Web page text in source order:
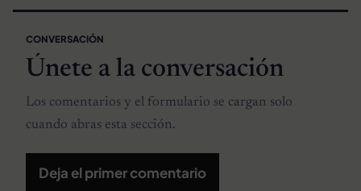
CONVERSACIÓN
Únete a la conversación
Los comentarios y el formulario se cargan solo
cuando abras esta sección.
Deja el primer comentario